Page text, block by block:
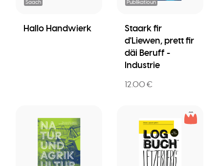
Saach
Hallo Handwierk
Publikatioun
Staark fir
d'Liewen, prett fir
däi Beruff -
Industrie
12.00 €